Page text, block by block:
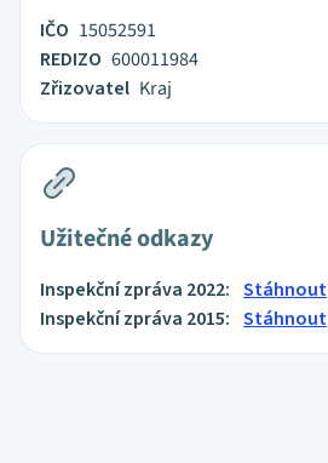
IČO 15052591
REDIZO 600011984
Zřizovatel Kraj
Užitečné odkazy
Inspekční zpráva 2022: Stáhnout
Inspekční zpráva 2015: Stáhnout